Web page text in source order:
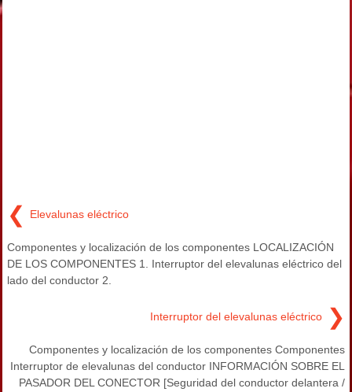
❮ Elevalunas eléctrico
Componentes y localización de los componentes LOCALIZACIÓN
DE LOS COMPONENTES 1. Interruptor del elevalunas eléctrico del
lado del conductor 2.
Interruptor del elevalunas eléctrico ❯
Componentes y localización de los componentes Componentes
Interruptor de elevalunas del conductor INFORMACIÓN SOBRE EL
PASADOR DEL CONECTOR [Seguridad del conductor delantera /